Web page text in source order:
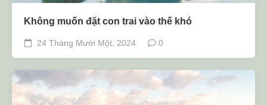
Không muốn đặt con trai vào thế khó
24 Tháng Mười Một, 2024 0